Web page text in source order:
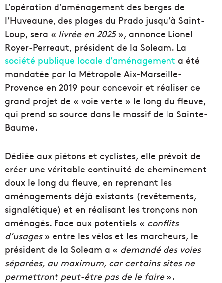
L’opération d’aménagement des berges de
l’Huveaune, des plages du Prado jusqu’à Saint-
Loup, sera « livrée en 2025», annonce Lionel
Royer-Perreaut, président de la Soleam. La
société publique locale d’aménagement a été
mandatée par la Métropole Aix-Marseille-
Provence en 2019 pour concevoir et réaliser ce
grand projet de « voie verte » le long du fleuve,
qui prend sa source dans le massif de la Sainte-
Baume.
Dédiée aux piétons et cyclistes, elle prévoit de
créer une véritable continuité de cheminement
doux le long du fleuve, en reprenant les
aménagements déjà existants (revêtements,
signalétique) et en réalisant les tronçons non
aménagés. Face aux potentiels « conflits
d’usages» entre les vélos et les marcheurs, le
président de la Soleam a « demandé des voies
séparées, au maximum, car certains sites ne
permettront peut-être pas de le faire».